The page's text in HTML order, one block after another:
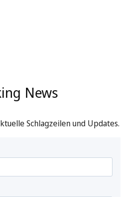
News
Schlagzeilen und Updates.